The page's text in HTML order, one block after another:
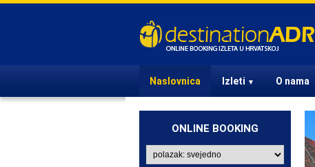
Naslovnica Izleti ▼ O nama
ONLINE BOOKING
IZLETI IZ ZAGREBA